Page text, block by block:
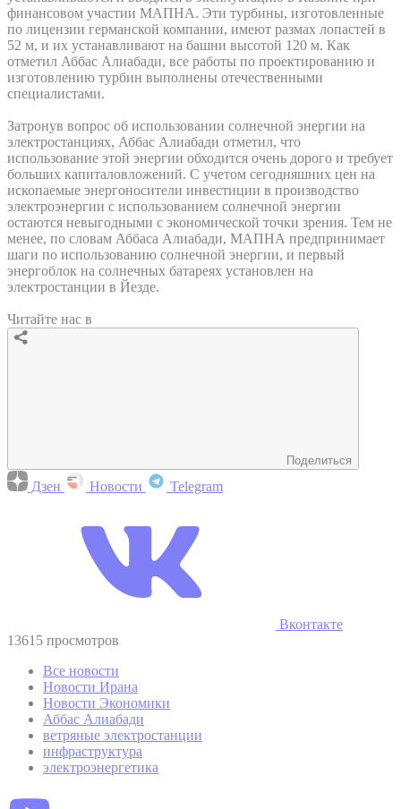
финансовом участии МАПНА. Эти турбины, изготовленные
по лицензии германской компании, имеют размах лопастей в
52 м, и их устанавливают на башни высотой 120 м. Как
отметил Аббас Алиабади, все работы по проектированию и
изготовлению турбин выполнены отечественными
специалистами.
Затронув вопрос об использовании солнечной энергии на
электростанциях, Аббас Алиабади отметил, что
использование этой энергии обходится очень дорого и требует
больших капиталовложений. С учетом сегодняшних цен на
ископаемые энергоносители инвестиции в производство
электроэнергии с использованием солнечной энергии
остаются невыгодными с экономической точки зрения. Тем не
менее, по словам Аббаса Алиабади, МАПНА предпринимает
шаги по использованию солнечной энергии, и первый
энергоблок на солнечных батареях установлен на
электростанции в Йезде.
Читайте нас в
Поделиться
Дзен Новости Telegram
Вконтакте
13615 просмотров
Все новости
Новости Ирана
Новости Экономики
Аббас Алиабади
ветряные электростанции
инфраструктура
электроэнергетика